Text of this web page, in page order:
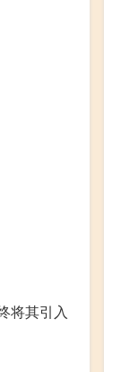
将其引入